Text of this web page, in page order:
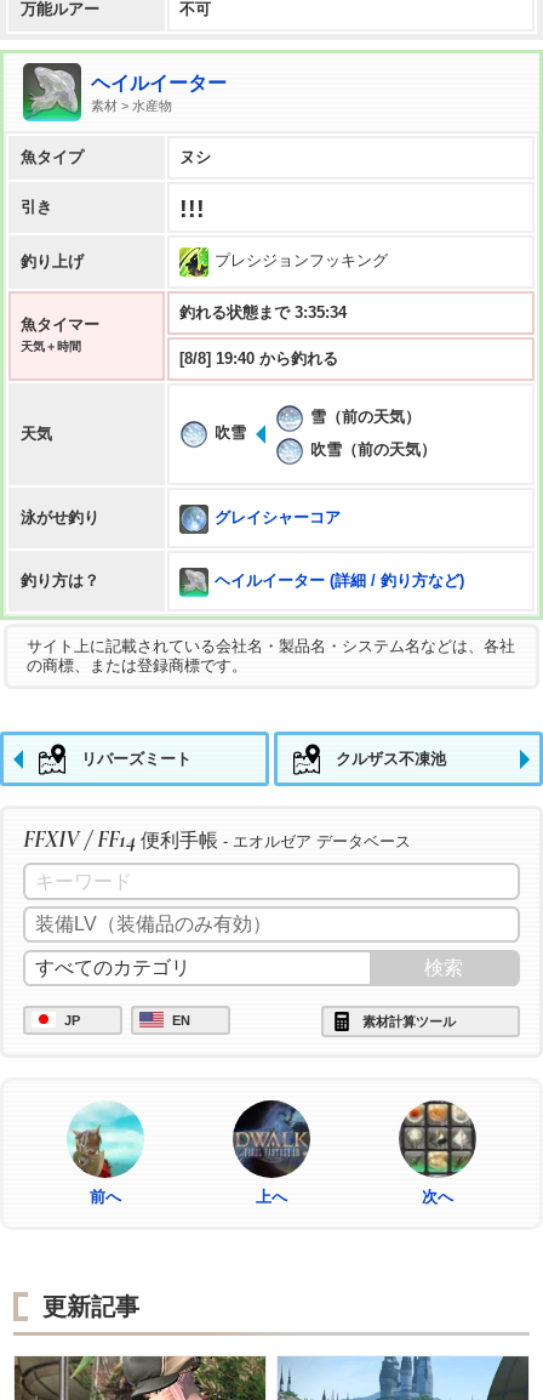
万能ルアー 不可
ヘイルイーター
素材 > 水産物
魚タイプ ヌシ
引き !!!
釣り上げ プレシジョンフッキング
魚タイマー
天気＋時間
釣れる状態まで 3:35:33
[8/8] 19:40 から釣れる
天気 吹雪
雪（前の天気）
吹雪（前の天気）
泳がせ釣り グレイシャーコア
釣り方は？ ヘイルイーター (詳細 / 釣り方など)
サイト上に記載されている会社名・製品名・システム名などは、各社
の商標、または登録商標です。
リバーズミート クルザス不凍池
FFXIV / FF14 便利手帳 - エオルゼア データベース
JP EN 素材計算ツール
前へ 上へ 次へ
更新記事